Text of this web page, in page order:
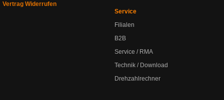
Vertrag Widerrufen
Service
Filialen
B2B
Service / RMA
Technik / Download
Drehzahlrechner